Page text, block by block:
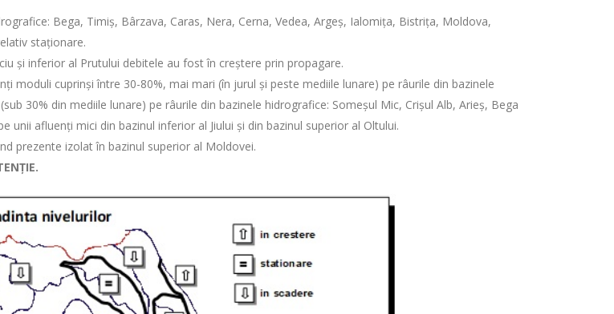
Bega, Timiş, Bârzava, Caras, Nera, Cerna, Vedea, Argeş, Ialomița, Bistrița, Moldova,
staționare.
şi inferior al Prutului debitele au fost în creştere prin propagare.
moduli cuprinși între 30-80%, mai mari (în jurul şi peste mediile lunare) pe râurile din bazinele
30% din mediile lunare) pe râurile din bazinele hidrografice: Someșul Mic, Crișul Alb, Arieș, Bega
unii afluenți mici din bazinul inferior al Jiului și din bazinul superior al Oltului.
prezente izolat în bazinul superior al Moldovei.